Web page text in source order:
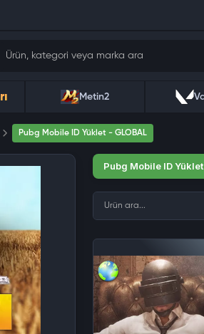
Metin2
Pubg Mobile ID Yüklet - GLOBAL
Pubg Mobile ID Yüklet